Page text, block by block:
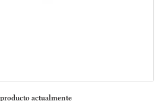
actualmente